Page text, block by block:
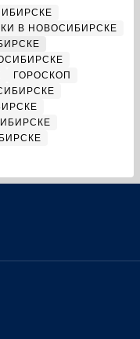
В НОВОСИБИРСКЕ
ГОРОСКОП